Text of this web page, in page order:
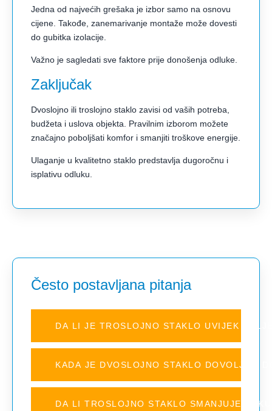
Jedna od najvećih grešaka je izbor samo na osnovu
cijene. Takođe, zanemarivanje montaže može dovesti
do gubitka izolacije.
Važno je sagledati sve faktore prije donošenja odluke.
Zaključak
Dvoslojno ili troslojno staklo zavisi od vaših potreba,
budžeta i uslova objekta. Pravilnim izborom možete
značajno poboljšati komfor i smanjiti troškove energije.
Ulaganje u kvalitetno staklo predstavlja dugoročnu i
isplativu odluku.
Često postavljana pitanja
DA LI JE TROSLOJNO STAKLO UVIJEK
KADA JE DVOSLOJNO STAKLO DOVOLJNO
DA LI TROSLOJNO STAKLO SMANJUJE